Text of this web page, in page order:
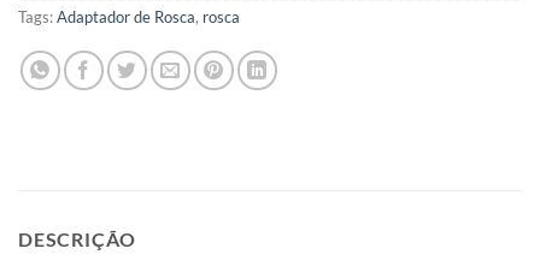
Tags:Adaptador de Rosca, rosca
DESCRIÇÃO